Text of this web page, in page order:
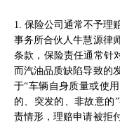
1. 保险公司通常不予理
事务所合伙人牛慧源律
条款，保险责任通常针
而汽油品质缺陷导致的
于“车辆自身质量或使
的、突发的、非故意的
责情形，理赔申请被拒